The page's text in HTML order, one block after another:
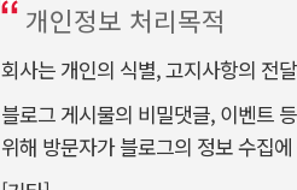
개인정보 처리목적
회사는 개인의 식별, 고지사항의 전
블로그 게시물의 비밀댓글, 이벤트
위해 방문자가 블로그의 정보 수집